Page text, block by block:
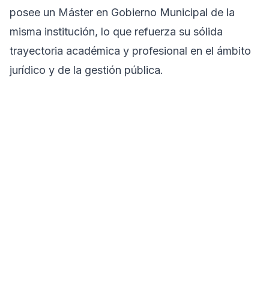
posee un Máster en Gobierno Municipal de la
misma institución, lo que refuerza su sólida
trayectoria académica y profesional en el ámbito
jurídico y de la gestión pública.